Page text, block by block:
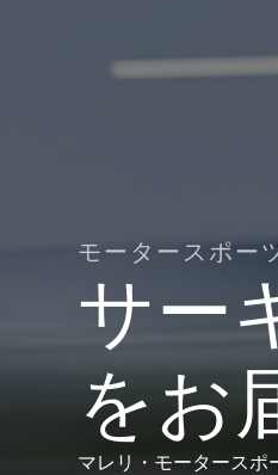
モータースポー
サー
をお
マレリ・モータースポ